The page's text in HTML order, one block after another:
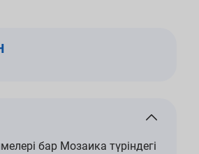
бар Мозаика түріндегі